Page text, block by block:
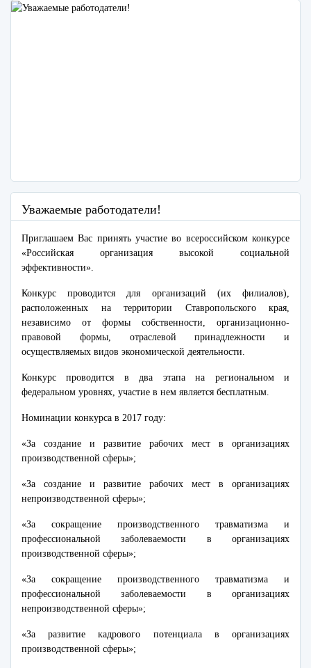
Уважаемые работодатели!
Приглашаем Вас принять участие во всероссийском конкурсе
«Российская организация высокой социальной
эффективности».
Конкурс проводится для организаций (их филиалов),
расположенных на территории Ставропольского края,
независимо от формы собственности, организационно-
правовой формы, отраслевой принадлежности и
осуществляемых видов экономической деятельности.
Конкурс проводится в два этапа на региональном и
федеральном уровнях, участие в нем является бесплатным.
Номинации конкурса в 2017 году:
«За создание и развитие рабочих мест в организациях
производственной сферы»;
«За создание и развитие рабочих мест в организациях
непроизводственной сферы»;
«За сокращение производственного травматизма и
профессиональной заболеваемости в организациях
производственной сферы»;
«За сокращение производственного травматизма и
профессиональной заболеваемости в организациях
непроизводственной сферы»;
«За развитие кадрового потенциала в организациях
производственной сферы»;